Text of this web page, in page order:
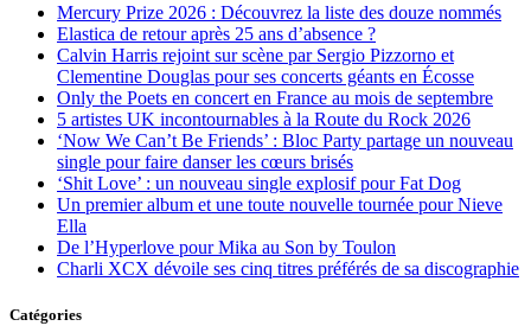
Mercury Prize 2026 : Découvrez la liste des douze nommés
Elastica de retour après 25 ans d’absence ?
Calvin Harris rejoint sur scène par Sergio Pizzorno et
Clementine Douglas pour ses concerts géants en Écosse
Only the Poets en concert en France au mois de septembre
5 artistes UK incontournables à la Route du Rock 2026
‘Now We Can’t Be Friends’ : Bloc Party partage un nouveau
single pour faire danser les cœurs brisés
‘Shit Love’ : un nouveau single explosif pour Fat Dog
Un premier album et une toute nouvelle tournée pour Nieve
Ella
De l’Hyperlove pour Mika au Son by Toulon
Charli XCX dévoile ses cinq titres préférés de sa discographie
Catégories